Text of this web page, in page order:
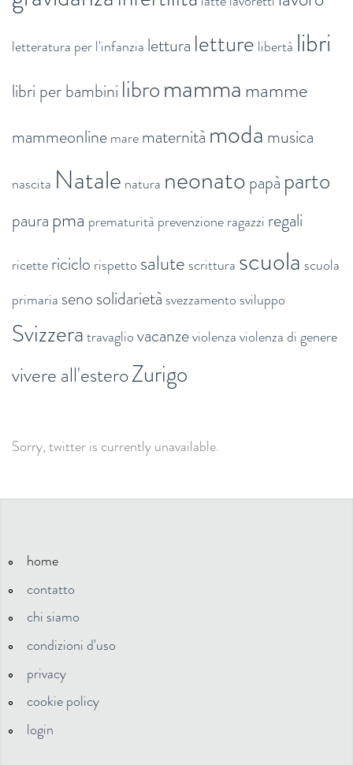
letteratura per l'infanzia lettura letture libertà libri
libri per bambini libromamma mamme
mammeonlinemarematernità moda musica
nascita Natale natura neonatopapà parto
paura pma prematurità prevenzioneragazzi regali
ricettericiclo rispetto salute scrittura scuola scuola
primaria senosolidarietà svezzamento sviluppo
Svizzeratravagliovacanzeviolenzaviolenza di genere
vivere all'esteroZurigo
Sorry, twitter is currently unavailable.
home
contatto
chi siamo
condizioni d'uso
privacy
cookie policy
login